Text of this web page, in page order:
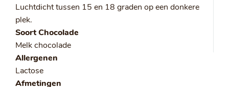
Luchtdicht tussen 15 en 18 graden op een donkere
plek.
Soort Chocolade
Melk chocolade
Allergenen
Lactose
Afmetingen